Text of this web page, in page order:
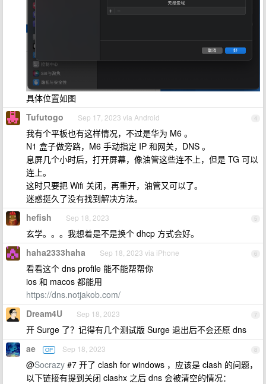
具体位置如图
4
Tufutogo Sep 17, 2023 via Android
我有个平板也有这样情况，不过是华为 M6 。
N1 盒子做旁路，M6 手动指定 IP 和网关，DNS 。
息屏几个小时后，打开屏幕，像油管这些连不上，但是 TG 可以
连上。
这时只要把 Wifi 关闭，再重开，油管又可以了。
迷惑挺久了没有找到解决方法。
5
hefish Sep 18, 2023
玄学。。。我想着是不是换个 dhcp 方式会好。
6
haha2333haha Sep 18, 2023 via iPhone
看看这个 dns profile 能不能帮帮你
ios 和 macos 都能用
https://dns.notjakob.com/
7
Dream4U Sep 18, 2023
开 Surge 了？记得有几个测试版 Surge 退出后不会还原 dns
8
ae OP Sep 18, 2023
@Socrazy #7 开了 clash for windows ，应该是 clash 的问题，
以下链接有提到关闭 clashx 之后 dns 会被清空的情况：